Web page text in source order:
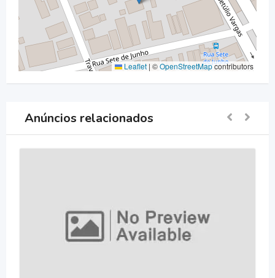
Leaflet | ©OpenStreetMapcontributors
Anúncios relacionados